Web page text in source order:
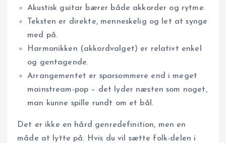
Akustisk guitar bærer både akkorder og rytme.
Teksten er direkte, menneskelig og let at synge
med på.
Harmonikken (akkordvalget) er relativt enkel
og gentagende.
Arrangementet er sparsommere end i meget
mainstream-pop – det lyder næsten som noget,
man kunne spille rundt om et bål.
Det er ikke en hård genredefinition, men en
måde at lytte på. Hvis du vil sætte folk-delen i